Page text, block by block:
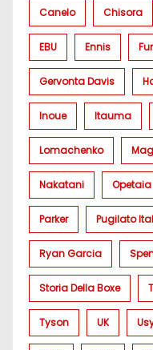
Canelo Chisora
EBU Ennis
Gervonta Davis
Inoue Itauma
Lomachenko
Nakatani Opetaia
Parker Pugilato
Ryan Garcia
Storia Della Boxe
Tyson UK